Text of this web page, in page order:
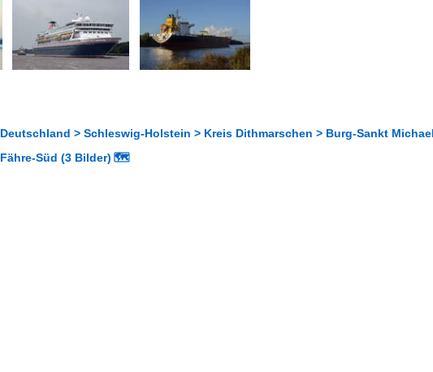
Deutschland > Schleswig-Holstein > Kreis Dithmarschen > Burg-Sankt
Fähre-Süd (3 Bilder) 🗺